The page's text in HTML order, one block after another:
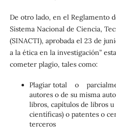
De otro lado, en el Reglamento
Sistema Nacional de Ciencia,
(SINACTI), aprobada el 23 de
a la ética en la investigación”
cometer plagio, tales como:
Plagiar total o
autores o de su misma
libros, capítulos de libros
científicas) o patentes o
terceros